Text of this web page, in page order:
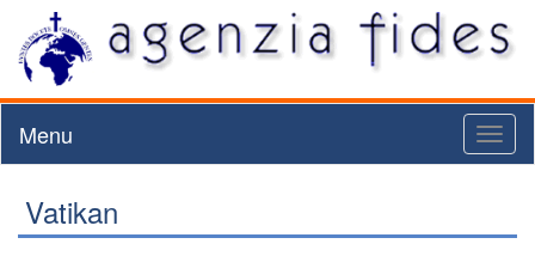
Menu
Vatikan